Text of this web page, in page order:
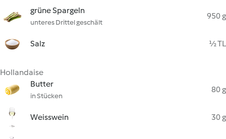
grüne Spargeln
unteres Drittel geschält
950 g
Salz ½ TL
Hollandaise
Butter
in Stücken
80 g
Weisswein 30 g